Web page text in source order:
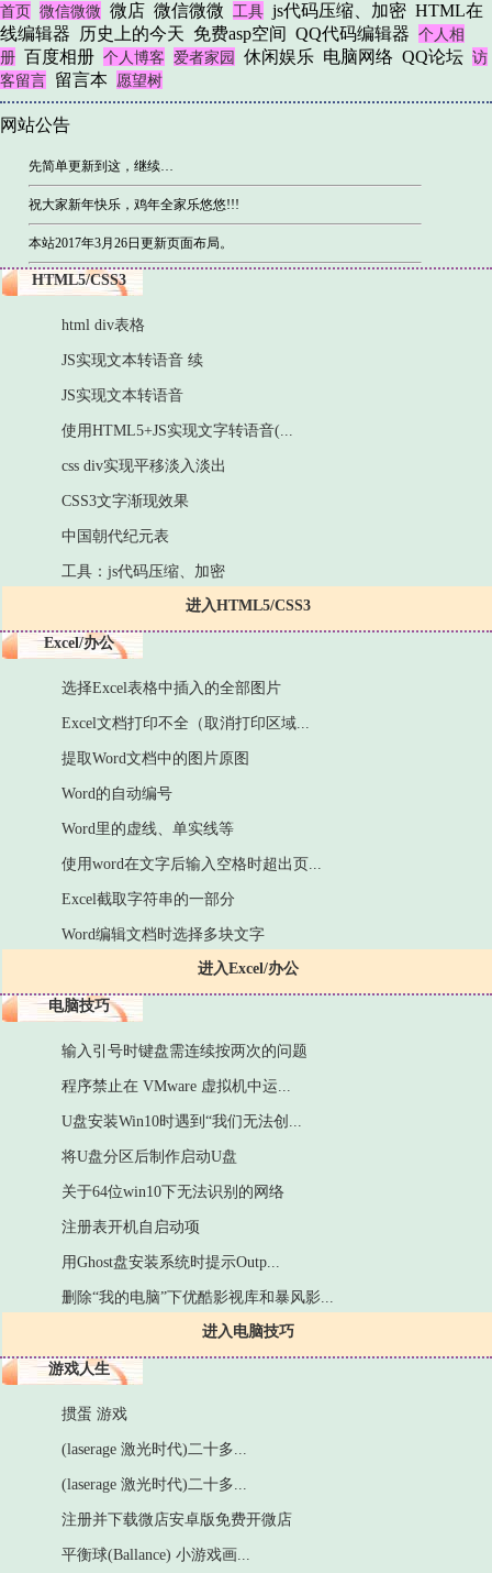
首页 微信微微 微店 微信微微 工具 js代码压缩、加密 HTML在
线编辑器
历史上的今天 免费asp空间 QQ代码编辑器 个人相
册 百度相册 个人博客 爱者家园 休闲娱乐 电脑网络 QQ论坛 访
客留言 留言本 愿望树
网站公告
先简单更新到这，继续…
祝大家新年快乐，鸡年全家乐悠悠!!!
本站2017年3月26日更新页面布局。
HTML5/CSS3
进入HTML5/CSS3
html div表格
JS实现文本转语音 续
JS实现文本转语音
使用HTML5+JS实现文字转语音(...
css div实现平移淡入淡出
CSS3文字渐现效果
中国朝代纪元表
工具：js代码压缩、加密
Excel/办公
进入Excel/办公
选择Excel表格中插入的全部图片
Excel文档打印不全（取消打印区域...
提取Word文档中的图片原图
Word的自动编号
Word里的虚线、单实线等
使用word在文字后输入空格时超出页...
Excel截取字符串的一部分
Word编辑文档时选择多块文字
电脑技巧
进入电脑技巧
输入引号时键盘需连续按两次的问题
程序禁止在 VMware 虚拟机中运...
U盘安装Win10时遇到“我们无法创...
将U盘分区后制作启动U盘
关于64位win10下无法识别的网络
注册表开机自启动项
用Ghost盘安装系统时提示Outp...
删除“我的电脑”下优酷影视库和暴风影...
游戏人生
掼蛋 游戏
(laserage 激光时代)二十多...
(laserage 激光时代)二十多...
注册并下载微店安卓版免费开微店
平衡球(Ballance) 小游戏画...